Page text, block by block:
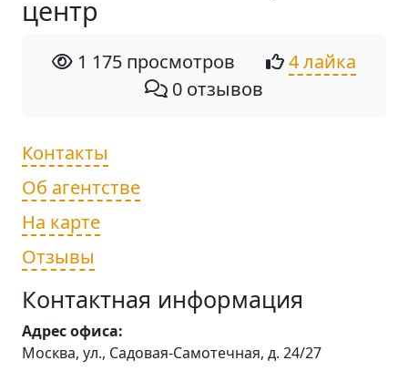
центр
1 175 просмотров
4 лайка
0 отзывов
Контакты
Об агентстве
На карте
Отзывы
Контактная информация
Адрес офиса:
Москва, ул., Садовая-Самотечная, д. 24/27